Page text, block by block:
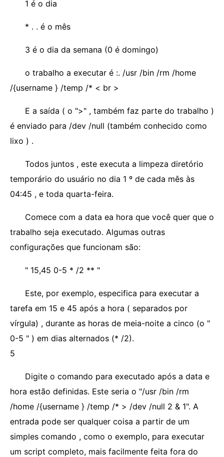
1 é o dia
* . . é o mês
3 é o dia da semana (0 é domingo)
o trabalho a executar é :. /usr /bin /rm /home
/{username } /temp /* < br >
E a saída ( o ">" , também faz parte do trabalho )
é enviado para /dev /null (também conhecido como
lixo ) .
Todos juntos , este executa a limpeza diretório
temporário do usuário no dia 1 º de cada mês às
04:45 , e toda quarta-feira.
Comece com a data ea hora que você quer que o
trabalho seja executado. Algumas outras
configurações que funcionam são:
" 15,45 0-5 * /2 ** "
Este, por exemplo, especifica para executar a
tarefa em 15 e 45 após a hora ( separados por
vírgula) , durante as horas de meia-noite a cinco (o "
0-5 " ) em dias alternados (* /2).
5
Digite o comando para executado após a data e
hora estão definidas. Este seria o "/usr /bin /rm
/home /{username } /temp /* > /dev /null 2 & 1". A
entrada pode ser qualquer coisa a partir de um
simples comando , como o exemplo, para executar
um script completo, mais facilmente feita fora do